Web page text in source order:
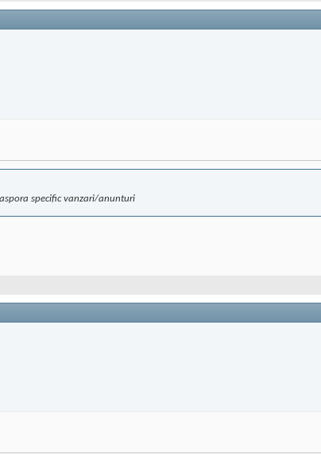
specific vanzari/anunturi